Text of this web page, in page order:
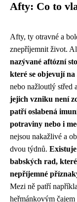
Afty: Co to
Afty, ty otravné a
znepříjemnit život.
nazývané aftózní
které se objevují
nebo nažloutlý střed
jejich vzniku není
patří oslabená
potraviny nebo i
nejsou nakažlivé a
dvou týdnů.
babských rad,
nepříjemné
Mezi ně patří
heřmánkovým čajem